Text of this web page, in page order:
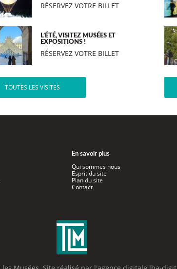
RÉSERVEZ VOTRE BILLET
L’ÉTÉ, VISITEZ MUSÉES ET
EXPOSITIONS !
RÉSERVEZ VOTRE BILLET
TOUTES LES VISITES
En savoir plus
Qui sommes nous
Esprit du site
Plan du site
Contact